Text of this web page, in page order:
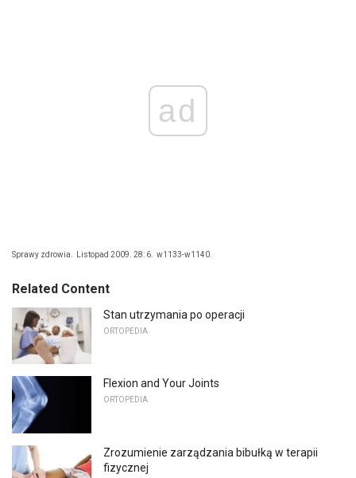
ad
Sprawy zdrowia. Listopad 2009. 28: 6. w1133-w1140.
Related Content
Stan utrzymania po operacji
ORTOPEDIA
Flexion and Your Joints
ORTOPEDIA
Zrozumienie zarządzania bibułką w terapii
fizycznej